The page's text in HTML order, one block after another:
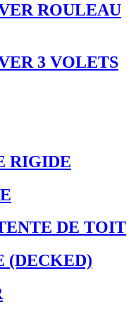
ROULEAU
3 VOLETS
RIGIDE
DE TOIT
(DECKED)